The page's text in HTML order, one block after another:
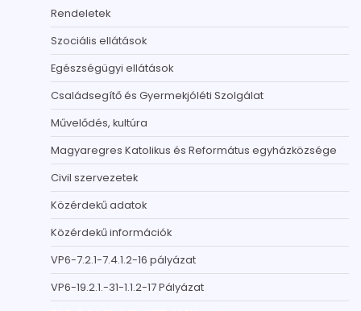
Rendeletek
Szociális ellátások
Egészségügyi ellátások
Családsegítő és Gyermekjóléti Szolgálat
Művelődés, kultúra
Magyaregres Katolikus és Református egyházközsége
Civil szervezetek
Közérdekű adatok
Közérdekű információk
VP6-7.2.1-7.4.1.2-16 pályázat
VP6-19.2.1.-31-1.1.2-17 Pályázat